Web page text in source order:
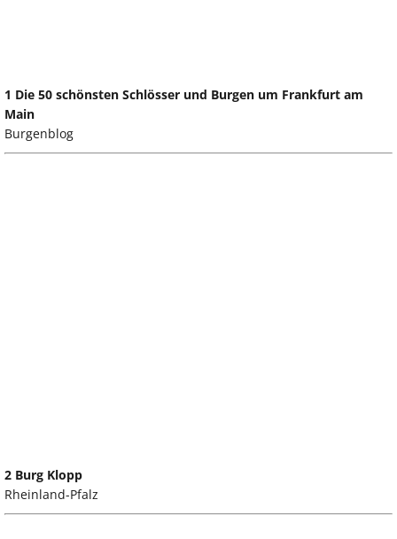
1 Die 50 schönsten Schlösser und Burgen um Frankfurt am
Main
Burgenblog
2 Burg Klopp
Rheinland-Pfalz